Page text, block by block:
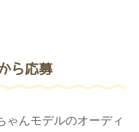
ら応募
ゃんモデルのオーディ